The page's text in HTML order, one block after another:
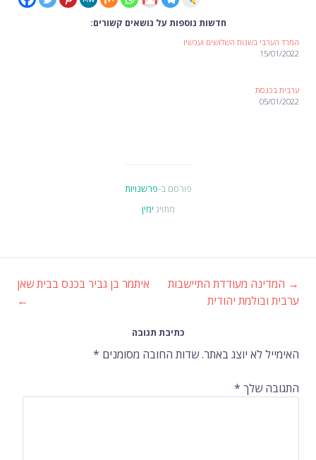
חדשות נוספות על נושאים קשורים:
המרד הערבי בשנות השלושים ועכשיו
15/01/2022
ערבית בכנסת
05/01/2022
פורסם ב-פרשנויות
מתויג ימין
ניווט
ברשומות
→ המדינה מעודדת התיישבות
ערבית ובולמת יהודית
איתמר בן גביר בכנס בבית שאן
←
כתיבת תגובה
האימייל לא יוצג באתר.שדות החובה מסומנים *
התגובה שלך *